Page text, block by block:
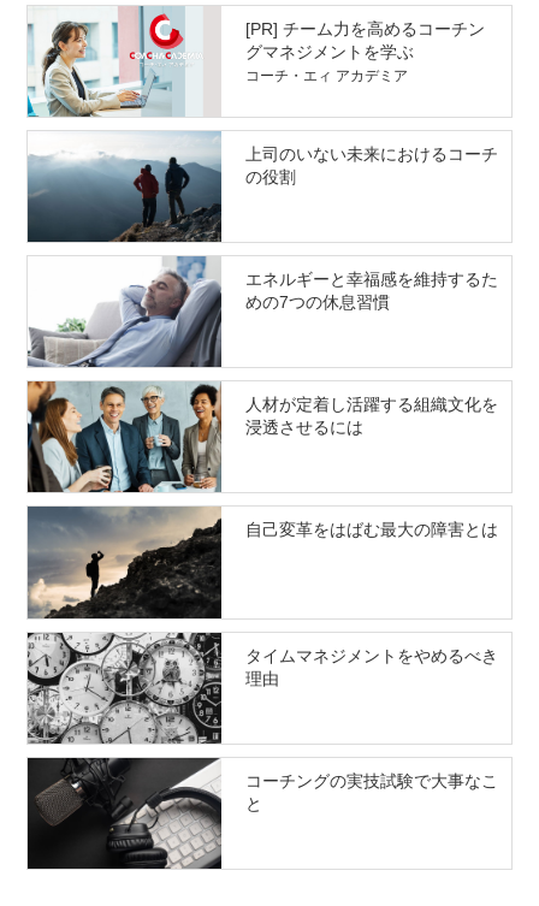
[PR] チーム力を高めるコーチン
グマネジメントを学ぶ
コーチ・エィ アカデミア
上司のいない未来におけるコーチ
の役割
エネルギーと幸福感を維持するた
めの7つの休息習慣
人材が定着し活躍する組織文化を
浸透させるには
自己変革をはばむ最大の障害とは
タイムマネジメントをやめるべき
理由
コーチングの実技試験で大事なこ
と